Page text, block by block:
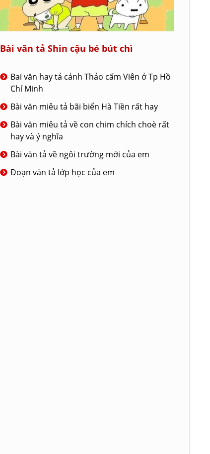
Bài văn tả Shin cậu bé bút chì
Bai văn hay tả cảnh Thảo cấm Viên ở Tp Hồ
Chí Minh
Bài văn miêu tả bãi biển Hà Tiền rất hay
Bài văn miêu tả về con chim chích choè rất
hay và ý nghĩa
Bài văn tả về ngôi trường mới của em
Đoạn văn tả lớp học của em